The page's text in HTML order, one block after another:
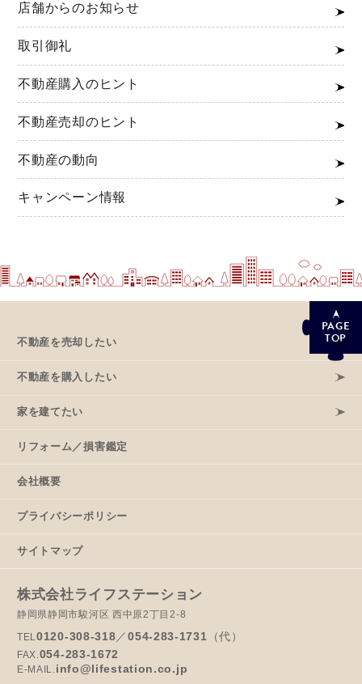
店舗からのお知らせ
取引御礼
不動産購入のヒント
不動産売却のヒント
不動産の動向
キャンペーン情報
PAGE
TOP
不動産を売却したい
不動産を購入したい
家を建てたい
リフォーム／損害鑑定
会社概要
プライバシーポリシー
サイトマップ
株式会社ライフステーション
静岡県静岡市駿河区 西中原2丁目2-8
TEL0120-308-318／054-283-1731 （代）
FAX. 054-283-1672
E-MAIL.info@lifestation.co.jp